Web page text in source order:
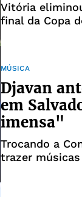
Vitória
final da Copa
MÚSICA
Djavan
em
imensa"
Trocando a
trazer